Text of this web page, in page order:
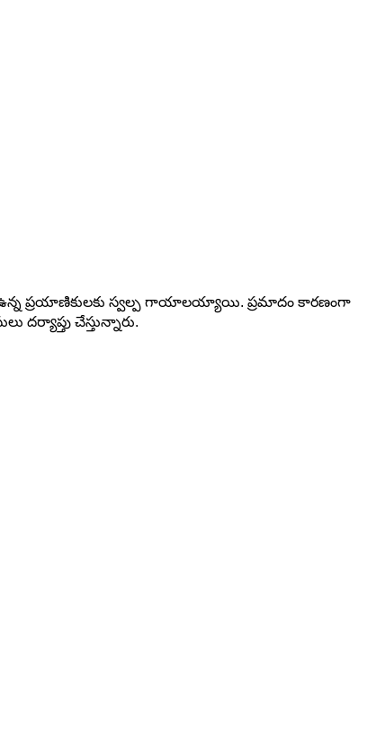
ఉన్న ప్రయాణికులకు స్వల్ప గాయాలయ్యాయి. ప్రమాదం కారణంగా
దర్యాప్తు చేస్తున్నారు.